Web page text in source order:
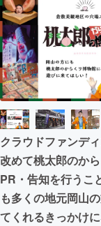
テクノ
映像・
ビジ
まちづ
クラウドファンデ
改めて桃太郎のか
PR・告知を行うこ
も多くの地元岡山
てくれるきっかけ